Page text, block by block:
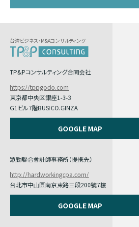
台湾ビジネス・M&Aコンサルティング
TP&Pコンサルティング合同会社
https://tppgodo.com
東京都中央区銀座1-3-3
G1ビル7階BUSICO.GINZA
GOOGLE MAP
眾勤聯合會計師事務所（提携先）
http://hardworkingcpa.com/
台北市中山區南京東路三段200號7樓
GOOGLE MAP